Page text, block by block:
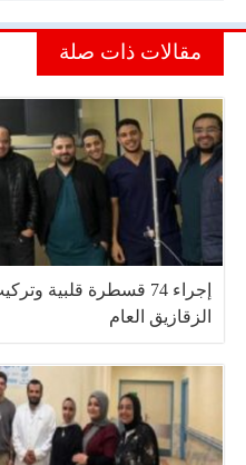
مقالات ذات صلة
الزقازيق العام